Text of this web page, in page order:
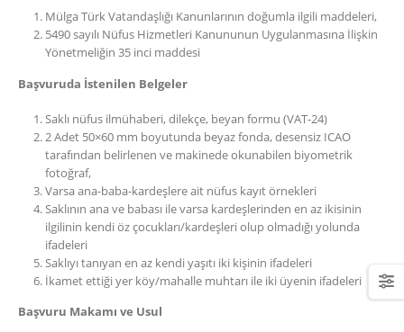
Mülga Türk Vatandaşlığı Kanunlarının doğumla ilgili maddeleri,
5490 sayılı Nüfus Hizmetleri Kanununun Uygulanmasına İlişkin
Yönetmeliğin 35 inci maddesi
Başvuruda İstenilen Belgeler
Saklı nüfus ilmühaberi, dilekçe, beyan formu (VAT-24)
2 Adet 50×60 mm boyutunda beyaz fonda, desensiz ICAO
tarafından belirlenen ve makinede okunabilen biyometrik
fotoğraf,
Varsa ana-baba-kardeşlere ait nüfus kayıt örnekleri
Saklının ana ve babası ile varsa kardeşlerinden en az ikisinin
ilgilinin kendi öz çocukları/kardeşleri olup olmadığı yolunda
ifadeleri
Saklıyı tanıyan en az kendi yaşıtı iki kişinin ifadeleri
İkamet ettiği yer köy/mahalle muhtarı ile iki üyenin ifadeleri
Başvuru Makamı ve Usul